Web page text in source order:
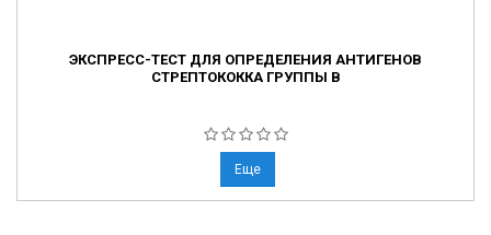
ЭКСПРЕСС-ТЕСТ ДЛЯ ОПРЕДЕЛЕНИЯ АНТИГЕНОВ
СТРЕПТОКОККА ГРУППЫ В
Еще